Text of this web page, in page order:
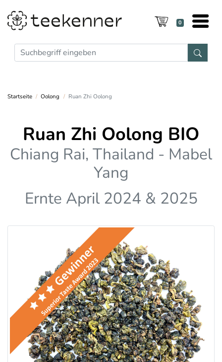
0
Startseite Oolong Ruan Zhi Oolong
Ruan Zhi Oolong BIO
Chiang Rai, Thailand - Mabel
Yang
Ernte April 2024 & 2025